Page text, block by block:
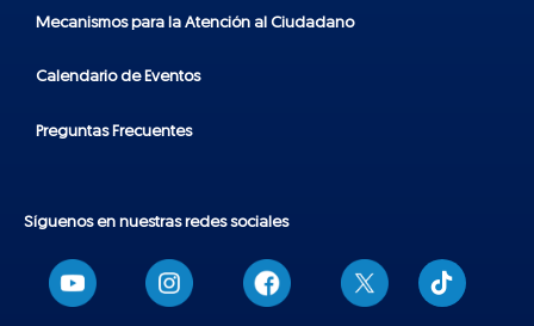
Mecanismos para la Atención al Ciudadano
Calendario de Eventos
Preguntas Frecuentes
Síguenos en nuestras redes sociales
T
i
k